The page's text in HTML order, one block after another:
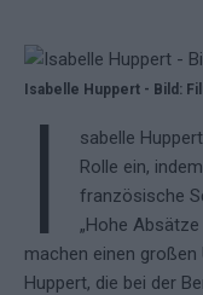
Isabelle Huppert - Bild:
I
sabelle
Rolle ein,
französische
„Hohe
machen einen großen
Huppert, die bei der